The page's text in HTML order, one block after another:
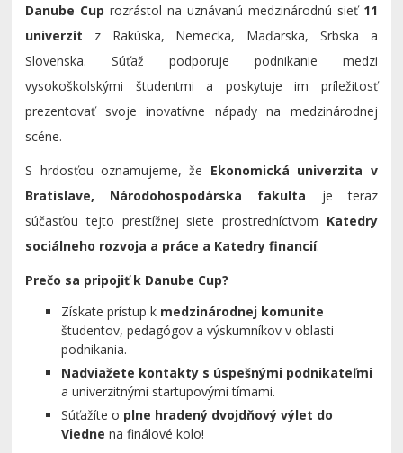
Danube Cuprozrástol na uznávanú medzinárodnú sieť 11
univerzít z Rakúska, Nemecka, Maďarska, Srbska a
Slovenska. Súťaž podporuje podnikanie medzi
vysokoškolskými študentmi a poskytuje im príležitosť
prezentovať svoje inovatívne nápady na medzinárodnej
scéne.
S hrdosťou oznamujeme, že Ekonomická univerzita v
Bratislave, Národohospodárska fakulta je teraz
súčasťou tejto prestížnej siete prostredníctvom Katedry
sociálneho rozvoja a práce a Katedry financií.
Prečo sa pripojiť k Danube Cup?
Získate prístup k medzinárodnej komunite
študentov, pedagógov a výskumníkov v oblasti
podnikania.
Nadviažete kontakty s úspešnými podnikateľmi
a univerzitnými startupovými tímami.
Súťažíte o plne hradený dvojdňový výlet do
Viednena finálové kolo!